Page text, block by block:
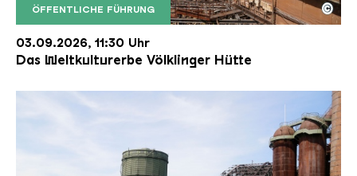
ÖFFENTLICHE FÜHRUNG
Der Erzschrägaufzug der Völklinger Hütte mit
Copyright: Weltkulturerbe Völklinger Hütte | Karl
©
03.09.2026, 11:30 Uhr
Das Weltkulturerbe Völklinger Hütte